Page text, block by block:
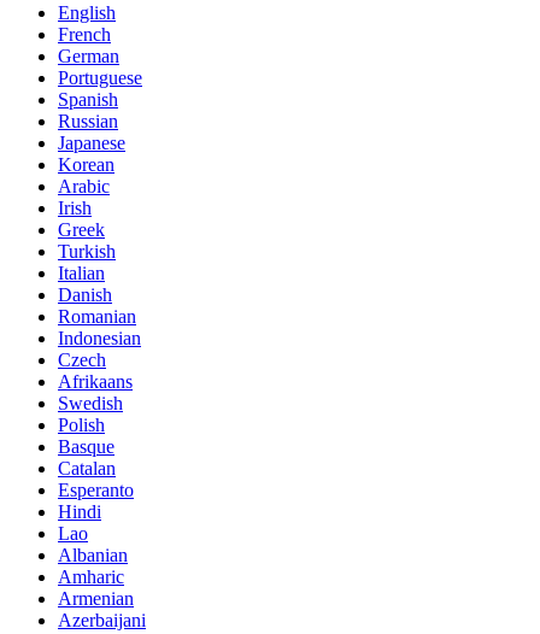
English
French
German
Portuguese
Spanish
Russian
Japanese
Korean
Arabic
Irish
Greek
Turkish
Italian
Danish
Romanian
Indonesian
Czech
Afrikaans
Swedish
Polish
Basque
Catalan
Esperanto
Hindi
Lao
Albanian
Amharic
Armenian
Azerbaijani